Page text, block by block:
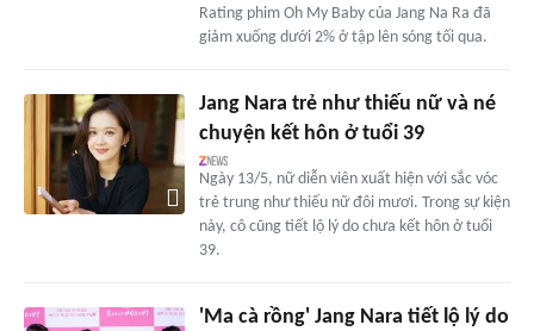
Rating phim Oh My Baby của Jang Na Ra đã
giảm xuống dưới 2% ở tập lên sóng tối qua.
Jang Nara trẻ như thiếu nữ và né
chuyện kết hôn ở tuổi 39
Ngày 13/5, nữ diễn viên xuất hiện với sắc vóc
trẻ trung như thiếu nữ đôi mươi. Trong sự kiện
này, cô cũng tiết lộ lý do chưa kết hôn ở tuổi
39.
'Ma cà rồng' Jang Nara tiết lộ lý do